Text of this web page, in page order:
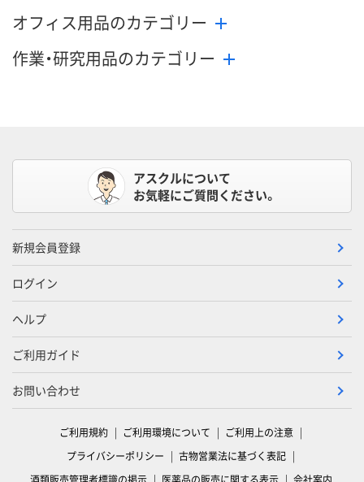
オフィス用品のカテゴリー
作業・研究用品のカテゴリー
アスクルについて
お気軽にご質問ください。
新規会員登録
ログイン
ヘルプ
ご利用ガイド
お問い合わせ
ご利用規約 ご利用環境について
ご利用上の注意
プライバシーポリシー
古物営業法に基づく表記